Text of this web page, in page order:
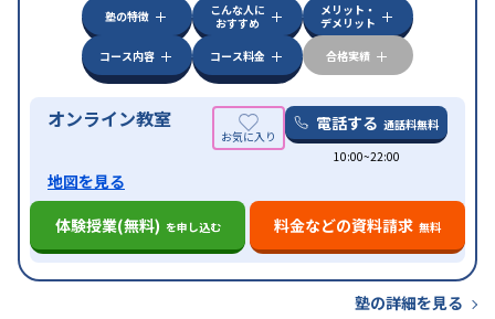
特徴
中高一貫校生に対応授業の振替可能 不登校生に対
オンライン対応 1科目から受講可能季節講習の
みの受講可
自習室あり
塾の特徴
こんな人に
おすすめ
メリット・
デメリット
コース内容
コース料金 合格実績
オンライン教室 電話する 通話料無料
10:00~22:00
地図を見る
体験授業(無料) を申し込む 料金などの資料請求 無料
塾の詳細を見る